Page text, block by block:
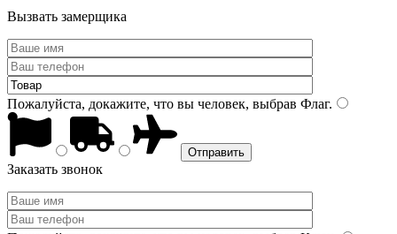
Вызвать замерщика
Пожалуйста, докажите, что вы человек, выбрав Флаг.
Заказать звонок